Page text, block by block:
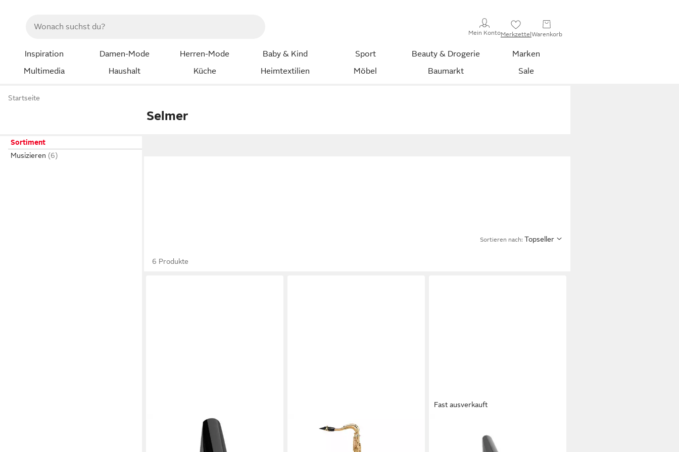
Mein KontoMerkzettelWarenkorb
Inspiration Damen-Mode Herren-Mode Baby & Kind Sport Beauty & Drogerie
Marken
Multimedia
Haushalt Küche Heimtextilien Möbel Baumarkt Sale
Startseite
Selmer
Sortiment
Musizieren
Sortieren nach: Topseller
6 Produkte
Saxophonmundstück, (S80
Altsaxophon C++ Kautschuk-
Saxophon, Saxophone, Tenor
Saxophone, Tenorsaxophon
Fast ausverkauft
Saxophonmundstück, (Concept Alt
Sax Mundstück Kautschuk,